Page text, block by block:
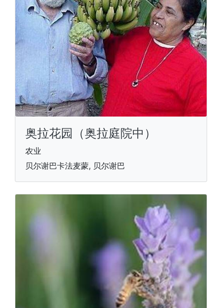
奥拉花园（奥拉庭院中）
农业
贝尔谢巴卡法麦蒙, 贝尔谢巴